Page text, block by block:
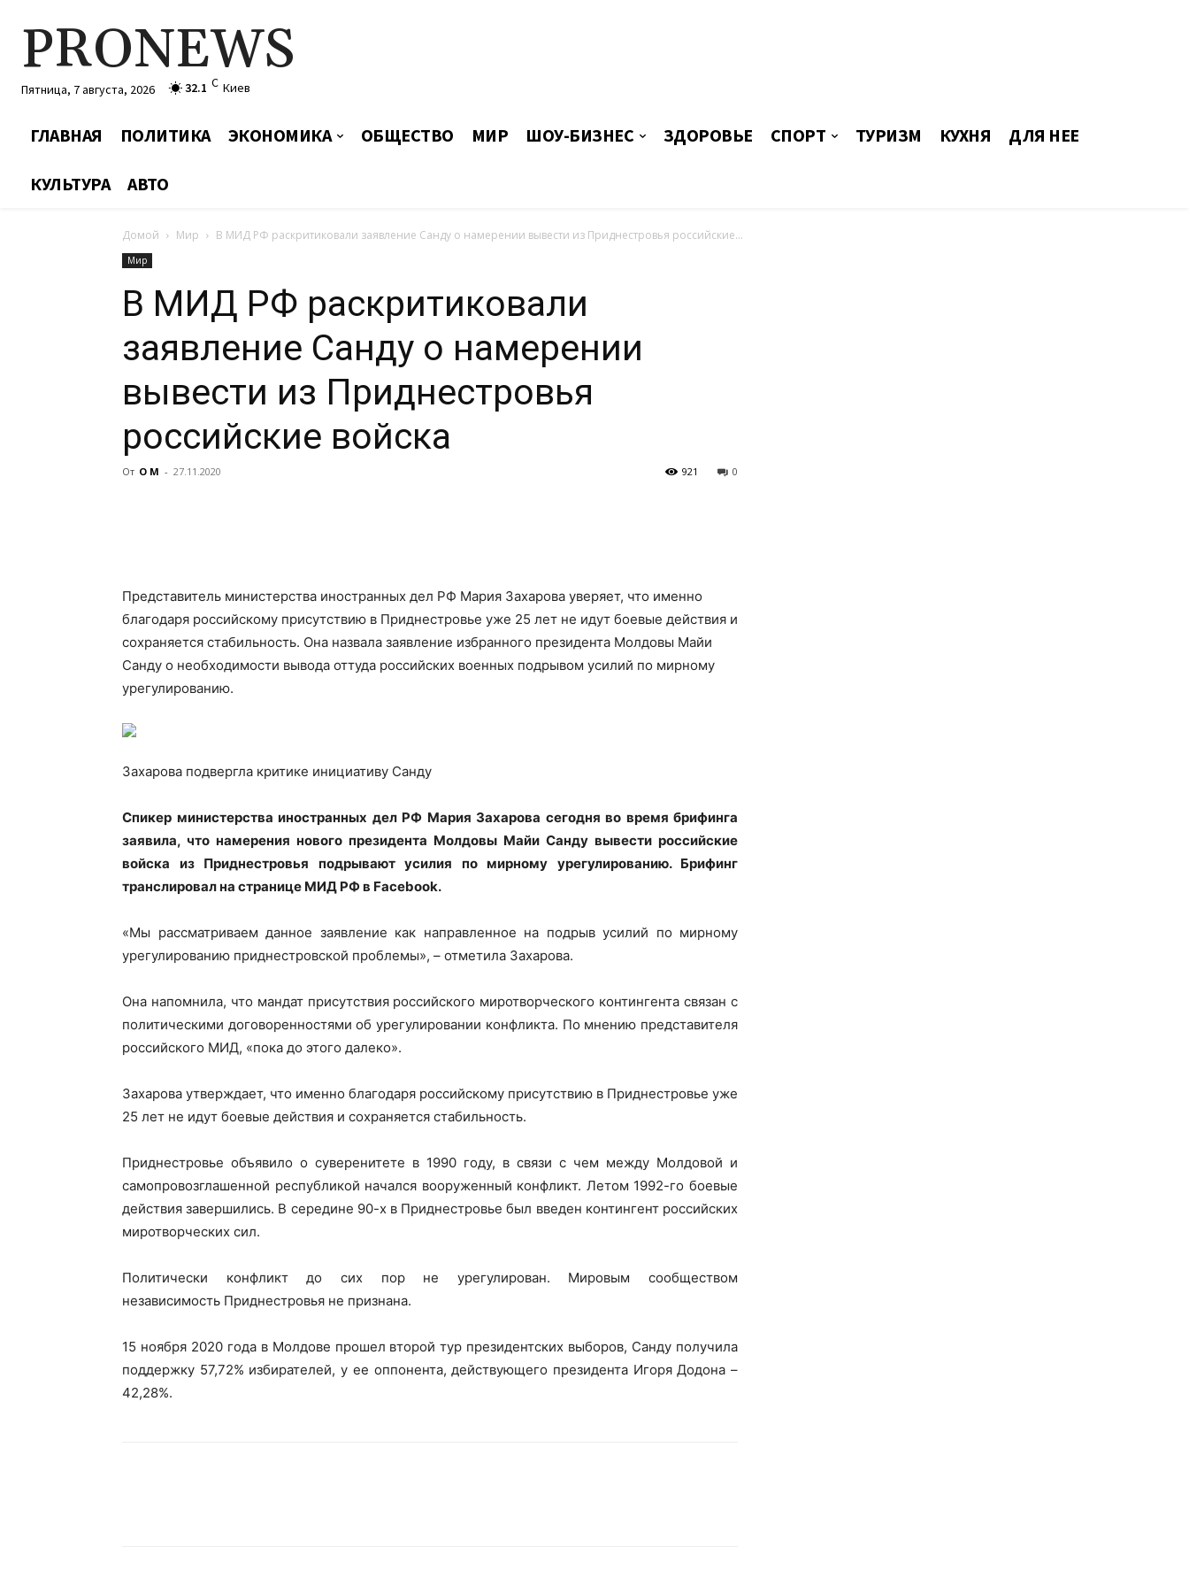
PRONEWS
Пятница, 7 августа, 2026 32.1 C Киев
ГЛАВНАЯ ПОЛИТИКА ЭКОНОМИКА ОБЩЕСТВО МИР ШОУ-БИЗНЕС ЗДОРОВЬЕ СПОРТ ТУРИЗМ КУХНЯ ДЛЯ НЕЕ
КУЛЬТУРА АВТО
Домой Мир В МИД РФ раскритиковали заявление Санду о намерении вывести из Приднестровья российские...
Мир
В МИД РФ раскритиковали
заявление Санду о намерении
вывести из Приднестровья
российские войска
От О М - 27.11.2020 0
921
Представитель министерства иностранных дел РФ Мария Захарова уверяет, что именно
благодаря российскому присутствию в Приднестровье уже 25 лет не идут боевые действия и
сохраняется стабильность. Она назвала заявление избранного президента Молдовы Майи
Санду о необходимости вывода оттуда российских военных подрывом усилий по мирному
урегулированию.
Захарова подвергла критике инициативу Санду
Спикер министерства иностранных дел РФ Мария Захарова сегодня во время брифинга
заявила, что намерения нового президента Молдовы Майи Санду вывести российские
войска из Приднестровья подрывают усилия по мирному урегулированию. Брифинг
транслировал на странице МИД РФ в Facebook.
«Мы рассматриваем данное заявление как направленное на подрыв усилий по мирному
урегулированию приднестровской проблемы», – отметила Захарова.
Она напомнила, что мандат присутствия российского миротворческого контингента связан с
политическими договоренностями об урегулировании конфликта. По мнению представителя
российского МИД, «пока до этого далеко».
Захарова утверждает, что именно благодаря российскому присутствию в Приднестровье уже
25 лет не идут боевые действия и сохраняется стабильность.
Приднестровье объявило о суверенитете в 1990 году, в связи с чем между Молдовой и
самопровозглашенной республикой начался вооруженный конфликт. Летом 1992-го боевые
действия завершились. В середине 90-х в Приднестровье был введен контингент российских
миротворческих сил.
Политически конфликт до сих пор не урегулирован. Мировым сообществом
независимость Приднестровья не признана.
15 ноября 2020 года в Молдове прошел второй тур президентских выборов, Санду получила
поддержку 57,72% избирателей, у ее оппонента, действующего президента Игоря Додона –
42,28%.